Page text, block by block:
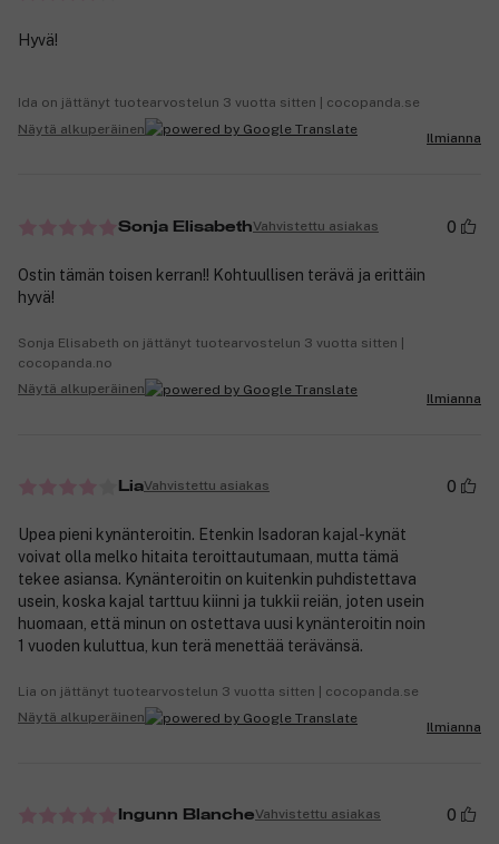
Hyvä!
Ida on jättänyt tuotearvostelun 3 vuotta sitten | cocopanda.se
Näytä alkuperäinen
Ilmianna
Sonja ElisabethVahvistettu asiakas 0
Ostin tämän toisen kerran!! Kohtuullisen terävä ja erittäin
hyvä!
Sonja Elisabeth on jättänyt tuotearvostelun 3 vuotta sitten |
cocopanda.no
Näytä alkuperäinen
Ilmianna
LiaVahvistettu asiakas 0
Upea pieni kynänteroitin. Etenkin Isadoran kajal-kynät
voivat olla melko hitaita teroittautumaan, mutta tämä
tekee asiansa. Kynänteroitin on kuitenkin puhdistettava
usein, koska kajal tarttuu kiinni ja tukkii reiän, joten usein
huomaan, että minun on ostettava uusi kynänteroitin noin
1 vuoden kuluttua, kun terä menettää terävänsä.
Lia on jättänyt tuotearvostelun 3 vuotta sitten | cocopanda.se
Näytä alkuperäinen
Ilmianna
Ingunn BlancheVahvistettu asiakas 0